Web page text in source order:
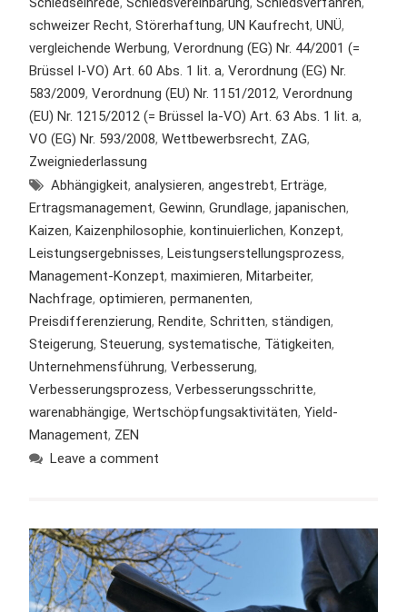
schweizer Recht, Störerhaftung, UN Kaufrecht, UNÜ,
vergleichende Werbung, Verordnung (EG) Nr. 44/2001 (=
Brüssel I-VO) Art. 60 Abs. 1 lit. a, Verordnung (EG) Nr.
583/2009, Verordnung (EU) Nr. 1151/2012, Verordnung
(EU) Nr. 1215/2012 (= Brüssel Ia-VO) Art. 63 Abs. 1 lit. a,
VO (EG) Nr. 593/2008, Wettbewerbsrecht, ZAG,
Zweigniederlassung
Abhängigkeit, analysieren, angestrebt, Erträge,
Ertragsmanagement, Gewinn, Grundlage, japanischen,
Kaizen, Kaizenphilosophie, kontinuierlichen, Konzept,
Leistungsergebnisses, Leistungserstellungsprozess,
Management-Konzept, maximieren, Mitarbeiter,
Nachfrage, optimieren, permanenten,
Preisdifferenzierung, Rendite, Schritten, ständigen,
Steigerung, Steuerung, systematische, Tätigkeiten,
Unternehmensführung, Verbesserung,
Verbesserungsprozess, Verbesserungsschritte,
warenabhängige, Wertschöpfungsaktivitäten, Yield-
Management, ZEN
Leave a comment